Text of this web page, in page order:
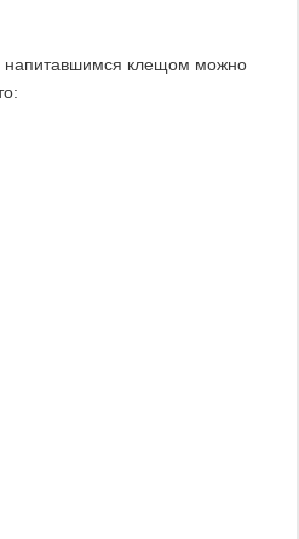
напитавшимся клещом можно